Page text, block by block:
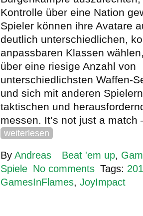
Kontrolle über eine Nation
Spieler können ihre Avatare
deutlich unterschiedlichen,
anpassbaren Klassen
über eine riesige Anzahl von
unterschiedlichsten Waffen-
und sich mit anderen
taktischen und
messen. It’s not just a match
weiterlesen
By Andreas Beat 'em up,
Spiele No comments Tags:
GamesInFlames, JoyImpact